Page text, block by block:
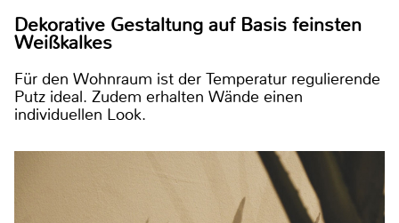
Dekorative Gestaltung auf Basis feinsten
Weißkalkes
Für den Wohnraum ist der Temperatur regulierende
Putz ideal. Zudem erhalten Wände einen
individuellen Look.